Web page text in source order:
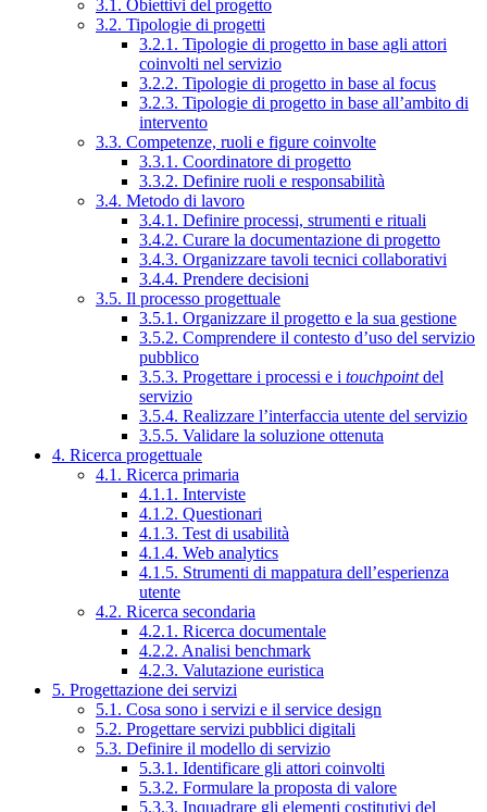
3.1. Obiettivi del progetto
3.2. Tipologie di progetti
3.2.1. Tipologie di progetto in base agli attori
coinvolti nel servizio
3.2.2. Tipologie di progetto in base al focus
3.2.3. Tipologie di progetto in base all’ambito di
intervento
3.3. Competenze, ruoli e figure coinvolte
3.3.1. Coordinatore di progetto
3.3.2. Definire ruoli e responsabilità
3.4. Metodo di lavoro
3.4.1. Definire processi, strumenti e rituali
3.4.2. Curare la documentazione di progetto
3.4.3. Organizzare tavoli tecnici collaborativi
3.4.4. Prendere decisioni
3.5. Il processo progettuale
3.5.1. Organizzare il progetto e la sua gestione
3.5.2. Comprendere il contesto d’uso del servizio
pubblico
3.5.3. Progettare i processi e i touchpointdel
servizio
3.5.4. Realizzare l’interfaccia utente del servizio
3.5.5. Validare la soluzione ottenuta
4. Ricerca progettuale
4.1. Ricerca primaria
4.1.1. Interviste
4.1.2. Questionari
4.1.3. Test di usabilità
4.1.4. Web analytics
4.1.5. Strumenti di mappatura dell’esperienza
utente
4.2. Ricerca secondaria
4.2.1. Ricerca documentale
4.2.2. Analisi benchmark
4.2.3. Valutazione euristica
5. Progettazione dei servizi
5.1. Cosa sono i servizi e il service design
5.2. Progettare servizi pubblici digitali
5.3. Definire il modello di servizio
5.3.1. Identificare gli attori coinvolti
5.3.2. Formulare la proposta di valore
5.3.3. Inquadrare gli elementi costitutivi del